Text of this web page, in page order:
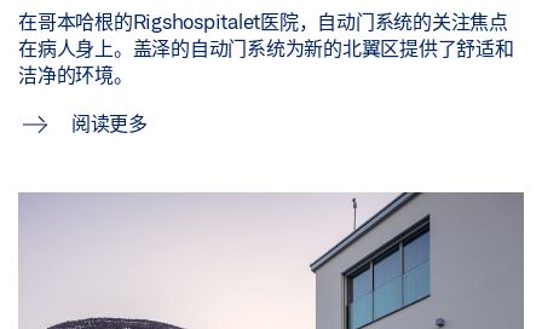
在哥本哈根的Rigshospitalet医院，自动门系统的关注焦点
在病人身上。盖泽的自动门系统为新的北翼区提供了舒适和
洁净的环境。
阅读更多